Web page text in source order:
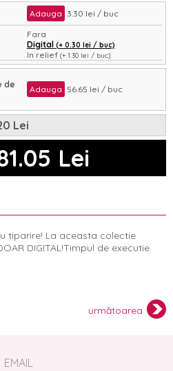
Adauga 3.30 lei / buc
Fara
Digital (+ 0.30 lei / buc)
In relief (+ 1.30 lei / buc)
Nu Da(+ 0.35 lei / buc)
de
Adauga 56.65 lei / buc
Lei
Lei
tiparire! La aceasta colectie
DIGITAL!Timpul de executie
următoarea
EMAIL